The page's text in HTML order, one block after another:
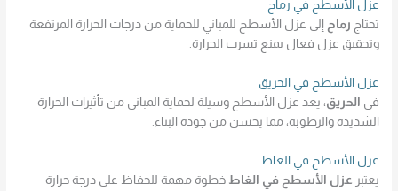
عزل الأسطح في رماح
تحتاج رماح إلى عزل الأسطح للمباني للحماية من درجات الحرارة المرتفعة
وتحقيق عزل فعال يمنع تسرب الحرارة.
عزل الأسطح في الحريق
في
الحريق، يعد عزل الأسطح وسيلة لحماية المباني من تأثيرات الحرارة
الشديدة والرطوبة، مما يحسن من جودة البناء.
عزل الأسطح في الغاط
يعتبر عزل الأسطح في الغاط خطوة مهمة للحفاظ على درجة حرارة